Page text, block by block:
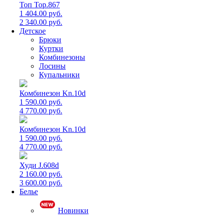
Топ Top.867
1 404.00 руб.
2 340.00 руб.
Детское
Брюки
Куртки
Комбинезоны
Лосины
Купальники
Комбинезон Kn.10d
1 590.00 руб.
4 770.00 руб.
Комбинезон Kn.10d
1 590.00 руб.
4 770.00 руб.
Худи J.608d
2 160.00 руб.
3 600.00 руб.
Белье
Новинки